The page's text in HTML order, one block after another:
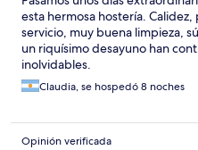
esta hermosa hostería.
servicio, muy buena limpieza,
un riquísimo desayuno han
inolvidables.
Claudia, se hospedó 8 noches
Opinión verificada